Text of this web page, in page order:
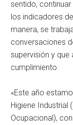
sentido,
los indicadores
manera, se
conversaciones
supervisión y que
cumplimiento.
«Este año
Higiene Industrial
Ocupacional),